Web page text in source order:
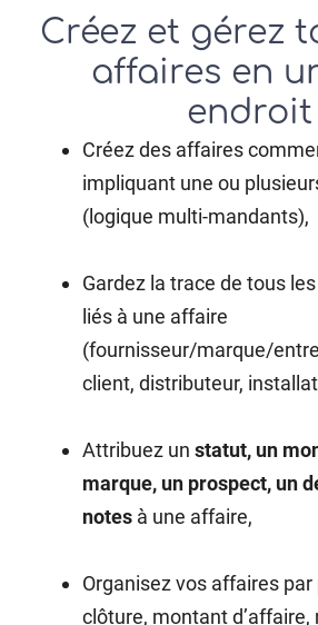
Créez et gérez
affaires en
endroit
Créez des affaires
impliquant une ou
(logique multi-mandants),
Gardez la trace de tous les
liés à une affaire
(fournisseur/marque/
client, distributeur,
Attribuez unstatut, un
marque, un prospect, un
notes à une affaire,
Organisez vos affaires par
clôture, montant d’affaire,